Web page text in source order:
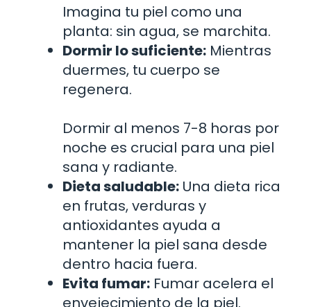
Imagina tu piel como una
planta: sin agua, se marchita.
Dormir lo suficiente: Mientras
duermes, tu cuerpo se
regenera.
Dormir al menos 7-8 horas por
noche es crucial para una piel
sana y radiante.
Dieta saludable: Una dieta rica
en frutas, verduras y
antioxidantes ayuda a
mantener la piel sana desde
dentro hacia fuera.
Evita fumar: Fumar acelera el
envejecimiento de la piel.